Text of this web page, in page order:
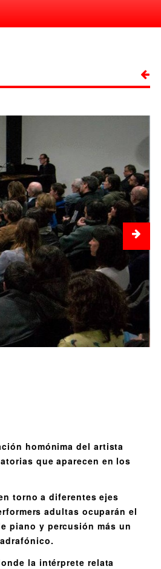
Next
homónima del artista
que aparecen en los
torno a diferentes ejes
adultas ocuparán el
piano y percusión más un
la intérprete relata